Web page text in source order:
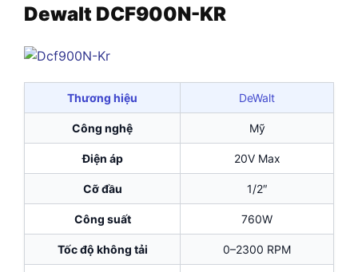
Dewalt DCF900N-KR
Thương hiệu DeWalt
Công nghệ Mỹ
Điện áp 20V Max
Cỡ đầu 1/2″
Công suất 760W
Tốc độ không tải 0–2300 RPM